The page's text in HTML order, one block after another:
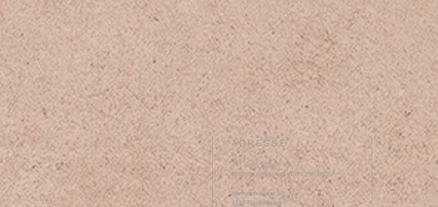
ADRESSE
+41 (0)61 836 95 55
Notfallnummer +41 (0)79 290 86 27
Hermann Keller-Str. 10
4310 Rheinfelden